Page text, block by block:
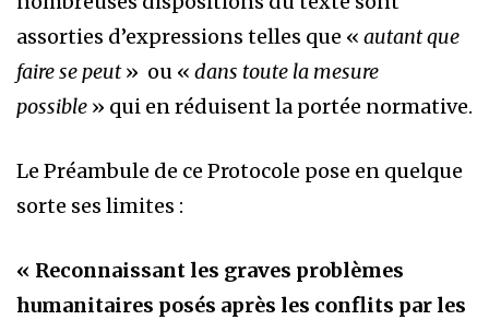
assorties d’expressions telles que « autant que
faire se peut» ou « dans toute la mesure
possible » qui en réduisent la portée normative.
Le Préambule de ce Protocole pose en quelque
sorte ses limites :
« Reconnaissant les graves problèmes
humanitaires posés après les conflits par les